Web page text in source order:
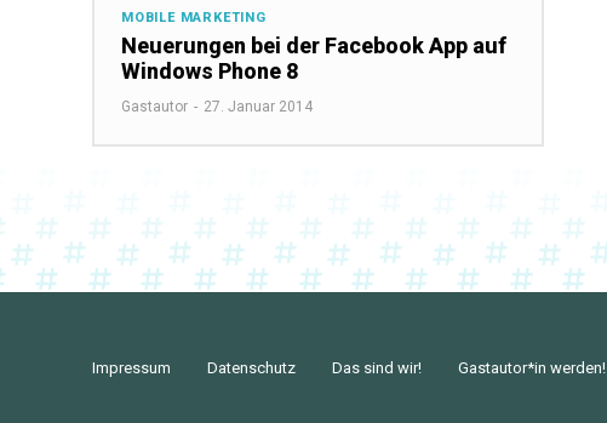
MOBILE MARKETING
Neuerungen bei der Facebook App auf
Windows Phone 8
Gastautor - 27. Januar 2014
Impressum Datenschutz Das sind wir! Gastautor*in werden!